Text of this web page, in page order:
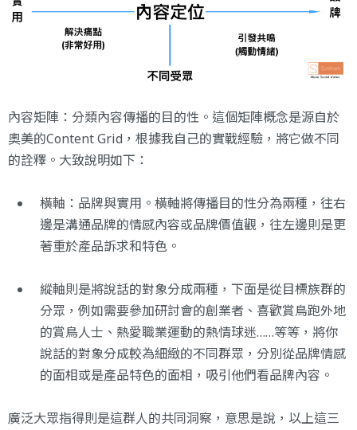
內容矩陣：分類內容傳播的目的性。這個矩陣概念是源自於
奧美的Content Grid，根據我自己的實戰經驗，將它做不同
的詮釋。大致說明如下：
橫軸：品牌與實用。橫軸將傳播目的性分為兩種，往右
邊是溝通品牌的情感內容或品牌價值觀，往左邊則是更
著重於產品訴求和特色。
縱軸則是將說話的對象分成兩種，下面是從目標族群的
分眾，例如需要參加研討會的創業者、喜歡賞鳥跑外地
的賞鳥人士、熱愛職業運動的熱情球迷……等等，將你
說話的對象分成較為細緻的不同群眾，分別從品牌情感
的面相或是產品特色的面相，吸引他們看品牌內容。
廣泛大眾指得則是這群人的共同洞察，意思是說，以上這三